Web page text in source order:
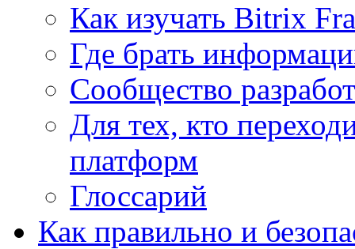
Как изучать Bitrix
Где брать
Сообщество
Для тех, кто
платформ
Глоссарий
Как правильно и